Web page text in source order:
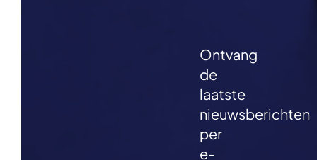
Ontvang
de
laatste
nieuwsberichten
per
e-